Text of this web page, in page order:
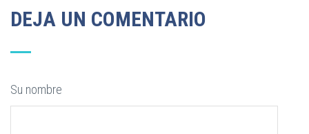
DEJA UN COMENTARIO
Su nombre